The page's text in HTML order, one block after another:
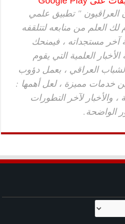
العراقيون " تطبيق علمي
العلم من منابعه لتتلقفه
آخر مستجداته ، فيمنحك
العلمية التي يقوم
العراقي ، بعمل دؤوب
خدمات مميزة ، لعل أهمها :
، والأخبار لآخر التطورات
الواضحة.